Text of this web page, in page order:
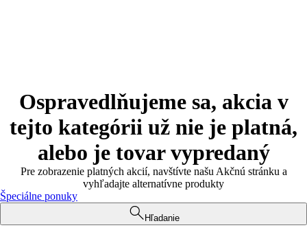
Ospravedlňujeme sa, akcia v
tejto kategórii už nie je platná,
alebo je tovar vypredaný
Pre zobrazenie platných akcií, navštívte našu Akčnú stránku a
vyhľadajte alternatívne produkty
Špeciálne ponuky
Hľadanie